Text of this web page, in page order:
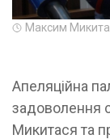
Максим
Апеляційна
задоволення
Микитася та